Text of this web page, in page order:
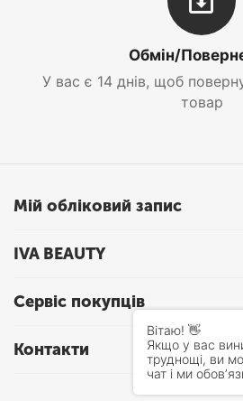
Обмін/
У вас є 14 днів, щоб
товар
Мій обліковий запис
IVA BEAUTY
Сервіс покупців
Контакти